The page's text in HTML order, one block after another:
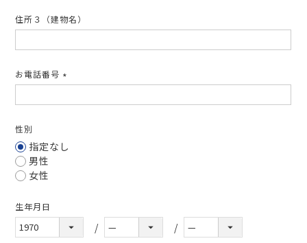
住所３（建物名）
お電話番号
須)
性別
指定なし
男性
女性
生年月日